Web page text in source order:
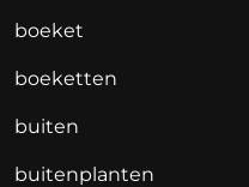
boeket
boeketten
buiten
buitenplanten